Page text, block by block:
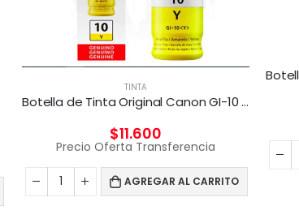
TINTA
Botella de Tinta Original Canon GI-10 Yellow
$11.600
Precio Oferta Transferencia
AGREGAR AL CARRITO